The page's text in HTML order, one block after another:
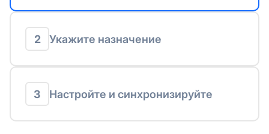
2 Укажите назначение
3 Настройте и синхронизируйте